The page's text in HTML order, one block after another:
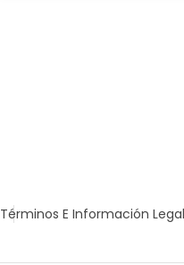
Términos E Información Legal